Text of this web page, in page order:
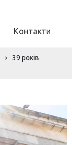
Контакти
›
39 років